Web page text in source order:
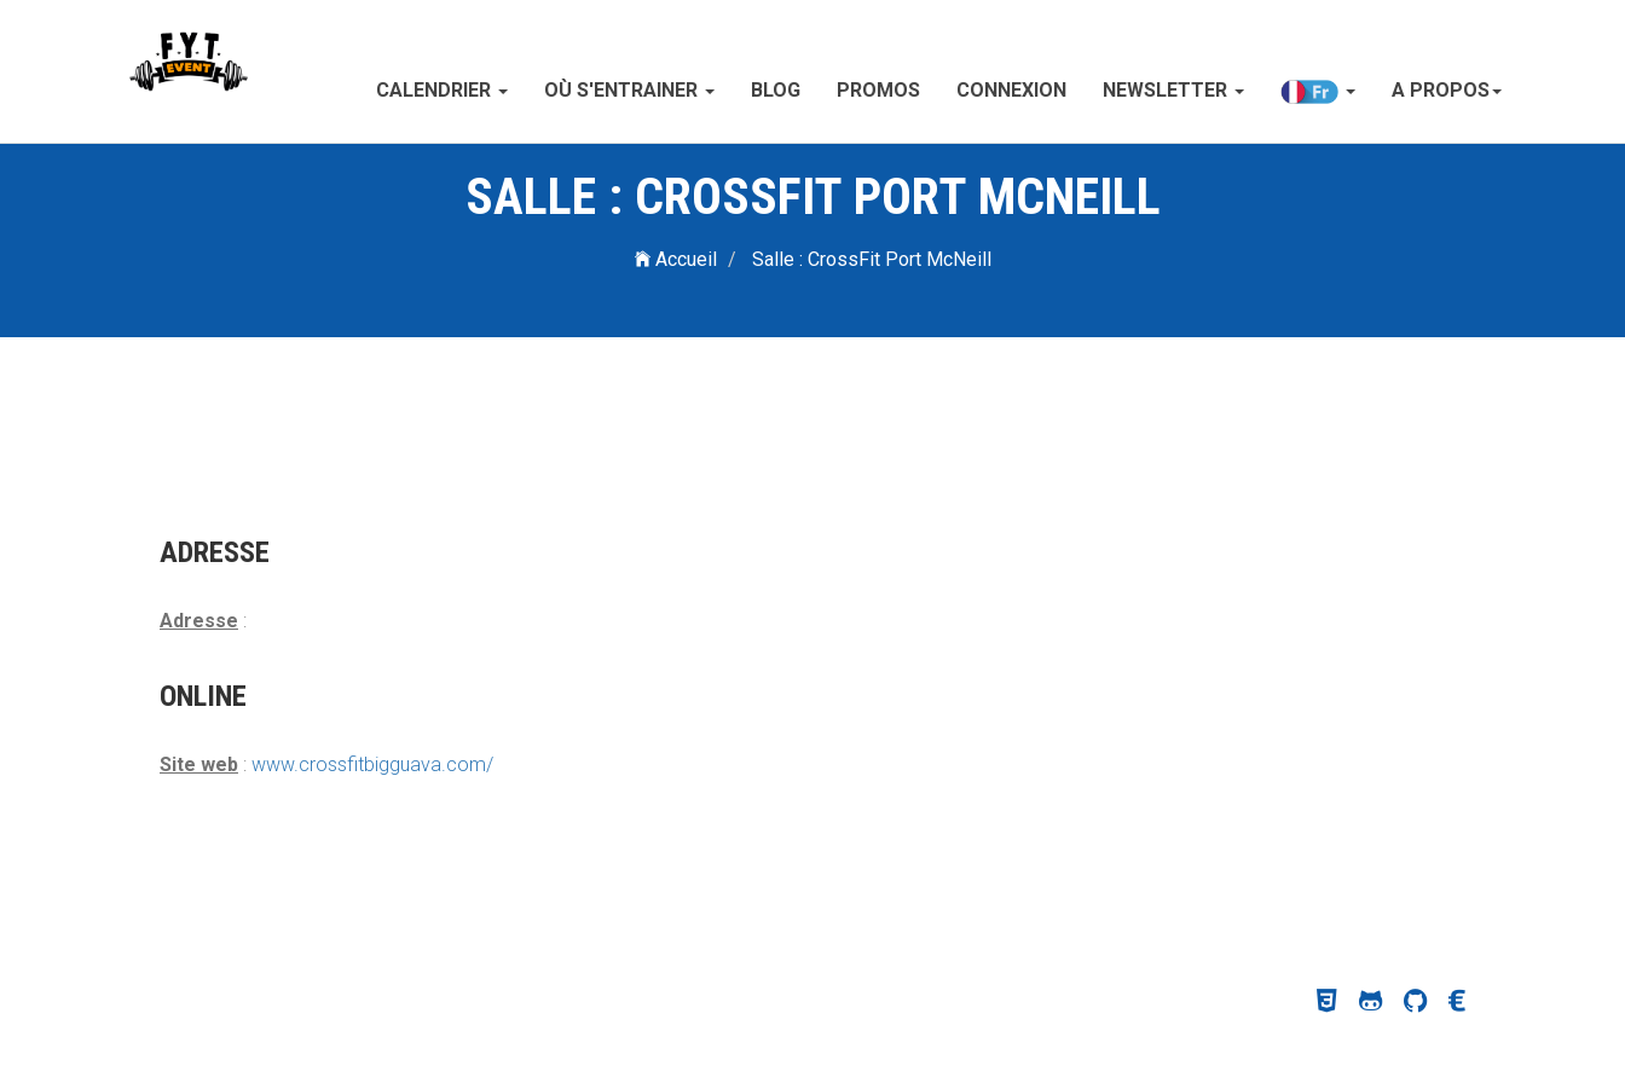
CALENDRIER OÙ S'ENTRAINER BLOG PROMOS CONNEXION NEWSLETTER A PROPOS
SALLE : CROSSFIT PORT MCNEILL
Accueil Salle : CrossFit Port McNeill
ADRESSE
Adresse :
ONLINE
Site web : www.crossfitbigguava.com/